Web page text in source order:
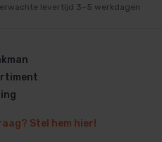
levertijd 3–5 werkdagen
Stel hem hier!